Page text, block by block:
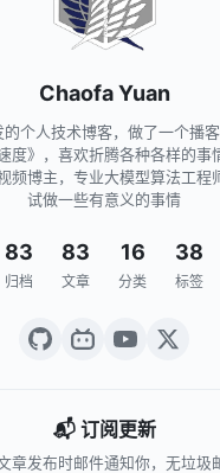
Chaofa Yuan
的个人技术博客，做了一个播
度》，喜欢折腾各种各样的事
频博主，专业大模型算法工程
试做一些有意义的事情
83
归档
83
文章
16
分类
38
标签
📬 订阅更新
章发布时邮件通知你，无垃圾